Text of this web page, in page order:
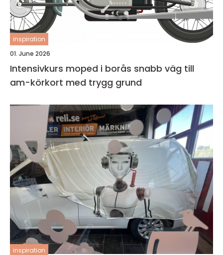
inspiration
01. June 2026
Intensivkurs moped i borås snabb väg till
am-körkort med trygg grund
inspiration